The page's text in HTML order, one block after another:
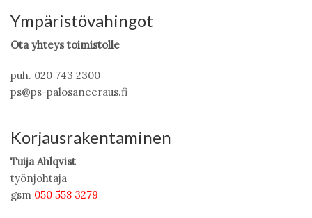
Ympäristövahingot
Ota yhteys toimistolle
puh. 020 743 2300
ps@ps-palosaneeraus.fi
Korjausrakentaminen
Tuija Ahlqvist
työnjohtaja
gsm 050 558 3279